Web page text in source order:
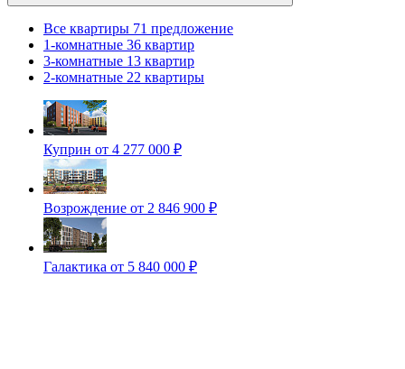
Все квартиры 71 предложение
1-комнатные 36 квартир
3-комнатные 13 квартир
2-комнатные 22 квартиры
Куприн от 4 277 000 ₽
Возрождение от 2 846 900 ₽
Галактика от 5 840 000 ₽